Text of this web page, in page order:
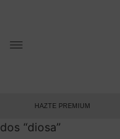
HAZTE PREMIUM
“diosa”